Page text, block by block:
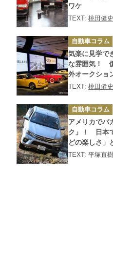
ワケ
TEXT:桃田健史
カ
テ
ゴ
リ
ー
自動車コラム
気楽に見学で
な雰囲気！
外オークショ
TEXT:桃田健史
カ
テ
ゴ
リ
ー
自動車コラム
アメリカでバ
ク」！ 日本
どの楽しさ」
TEXT: 平塚直樹